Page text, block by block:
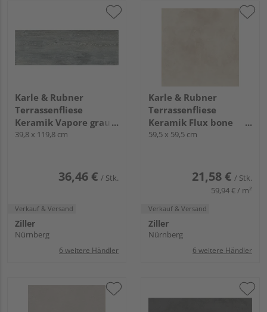
Karle & Rubner
Terrassenfliese
Keramik Vapore grau
glatt TERRACON® - 20
39,8 x 119,8 cm
36,46 € / Stk.
Verkauf & Versand
Ziller
Nürnberg
6 weitere Händler
Karle & Rubner
Terrassenfliese
Keramik Flux bone
glatt TERRACON® Flux
59,5 x 59,5 cm
21,58 € / Stk.
59,94 € / m²
Verkauf & Versand
Ziller
Nürnberg
6 weitere Händler